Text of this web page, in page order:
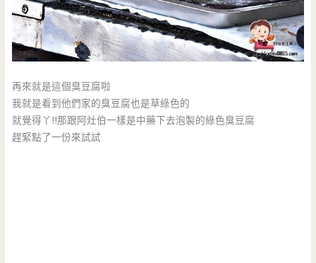
再來就是這個臭豆腐啦
我就是看到他們家的臭豆腐也是草綠色的
就覺得丫!!那跟阿灶伯一樣是中藥下去泡製的綠色臭豆腐
趕緊點了一份來試試